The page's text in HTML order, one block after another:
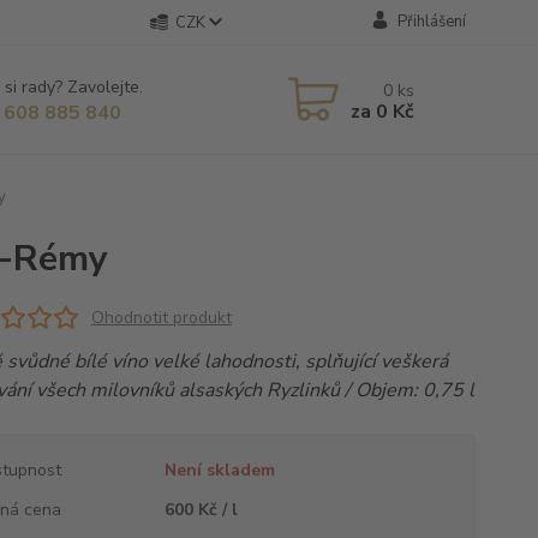
CZK Přihlášení
rady? Zavolejte.
885 840
0 ks
za 0 Kč
Rémy
Ohodnotit produkt
svůdné bílé víno velké lahodnosti, splňující veškerá
všech milovníků alsaských Ryzlinků / Objem: 0,75 l
Není skladem
cena
600 Kč / l